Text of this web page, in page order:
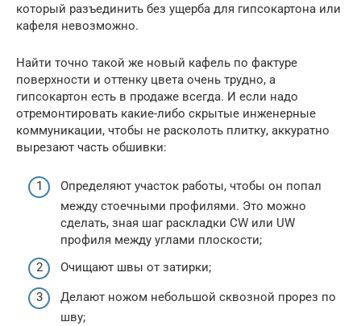
который разъединить без ущерба для гипсокартона или
кафеля невозможно.
Найти точно такой же новый кафель по фактуре
поверхности и оттенку цвета очень трудно, а
гипсокартон есть в продаже всегда. И если надо
отремонтировать какие-либо скрытые инженерные
коммуникации, чтобы не расколоть плитку, аккуратно
вырезают часть обшивки:
Определяют участок работы, чтобы он попал
между стоечными профилями. Это можно
сделать, зная шаг раскладки CW или UW
профиля между углами плоскости;
Очищают швы от затирки;
Делают ножом небольшой сквозной прорез по
шву;